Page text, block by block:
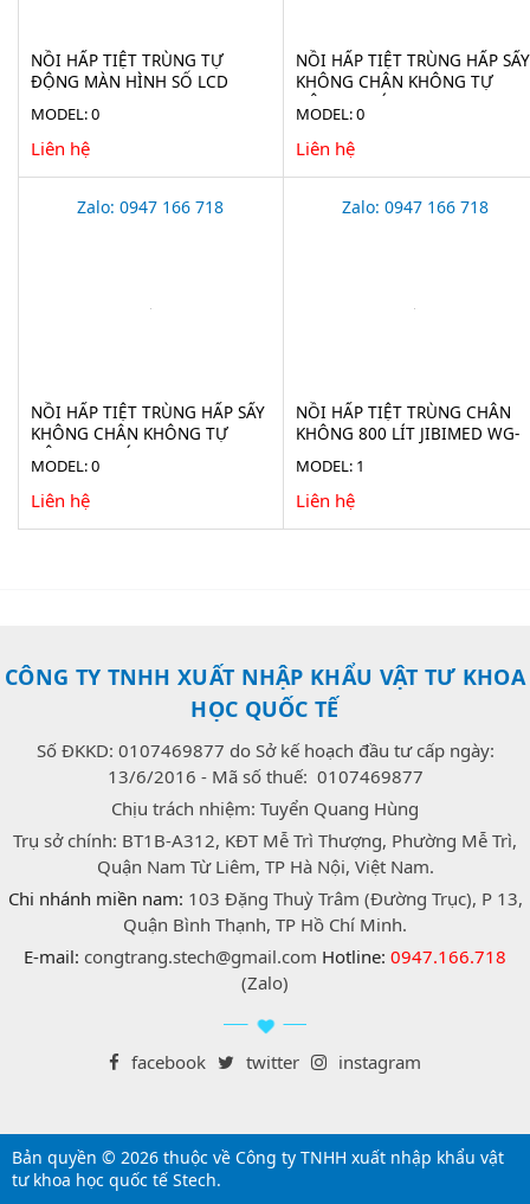
NỒI HẤP TIỆT TRÙNG TỰ
ĐỘNG MÀN HÌNH SỐ LCD
MODEL: 0
Liên hệ
NỒI HẤP TIỆT TRÙNG HẤP SẤY
KHÔNG CHÂN KHÔNG TỰ
ĐỘNG 75 LÍT JIBIMED LS-75HV
MODEL: 0
Liên hệ
Zalo: 0947 166 718
NỒI HẤP TIỆT TRÙNG HẤP SẤY
KHÔNG CHÂN KHÔNG TỰ
ĐỘNG 100 LÍT JIBIMED LS-
100HV
MODEL: 0
Liên hệ
Zalo: 0947 166 718
NỒI HẤP TIỆT TRÙNG CHÂN
KHÔNG 800 LÍT JIBIMED WG-
MODEL: 1
Liên hệ
CÔNG TY TNHH XUẤT NHẬP KHẨU VẬT TƯ KHOA
HỌC QUỐC TẾ
Số ĐKKD: 0107469877 do Sở kế hoạch đầu tư cấp ngày:
13/6/2016 - Mã số thuế: 0107469877
Chịu trách nhiệm: Tuyển Quang Hùng
Trụ sở chính: BT1B-A312, KĐT Mễ Trì Thượng, Phường Mễ Trì,
Quận Nam Từ Liêm, TP Hà Nội, Việt Nam.
Chi nhánh miền nam: 103 Đặng Thuỳ Trâm (Đường Trục), P 13,
Quận Bình Thạnh, TP Hồ Chí Minh.
E-mail: congtrang.stech@gmail.com Hotline: 0947.166.718
(Zalo)
facebook twitter instagram
Bản quyền © 2026 thuộc về Công ty TNHH xuất nhập khẩu vật
tư khoa học quốc tế Stech.